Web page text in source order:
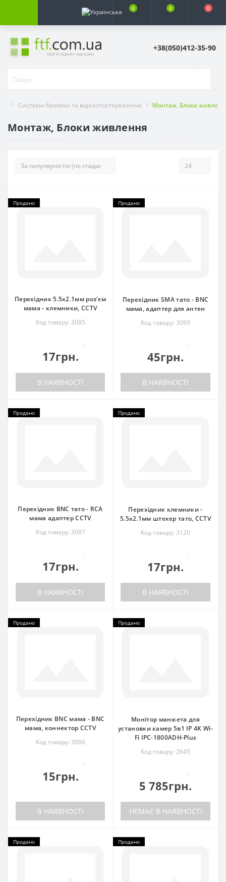
0 0 0
+38(050)412-35-90
Системи безпеки та відеоспостереження Монтаж, Блоки
Монтаж, Блоки живлення
Продано
Перехідник 5.5x2.1мм роз'єм
мама - клемники, CCTV
Код товару: 3085
17грн.
В НАЯВНОСТІ
Продано
Перехідник SMA тато - BNC
мама, адаптер для антен
Код товару: 3099
45грн.
В НАЯВНОСТІ
Продано
Перехідник BNC тато - RCA
мама адаптер CCTV
Код товару: 3087
17грн.
В НАЯВНОСТІ
Продано
Перехідник клемники -
5.5x2.1мм штекер тато, CCTV
Код товару: 3120
17грн.
В НАЯВНОСТІ
Продано
Перехідник BNC мама - BNC
мама, коннектор CCTV
Код товару: 3086
15грн.
В НАЯВНОСТІ
Продано
Монітор манжета для
установки камер 5в1 IP 4K Wi-
Fi IPC-1800ADH-Plus
Код товару: 2645
5 785грн.
НЕМАЄ В НАЯВНОСТІ
Продано Продано